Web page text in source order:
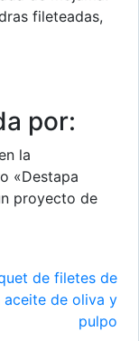
fileteadas,
por:
la
«Destapa
proyecto de
de filetes de
aceite de oliva y
pulpo